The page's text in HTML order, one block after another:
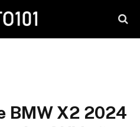
BMW X2 2024